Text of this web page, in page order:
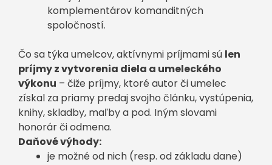
komplementárov komanditných
spoločností.
Čo sa týka umelcov, aktívnymi príjmami sú len
príjmy z vytvorenia diela a umeleckého
výkonu – čiže príjmy, ktoré autor či umelec
získal za priamy predaj svojho článku, vystúpenia,
knihy, skladby, maľby a pod. Iným slovami
honorár či odmena.
Daňové výhody:
je možné od nich (resp. od základu dane)